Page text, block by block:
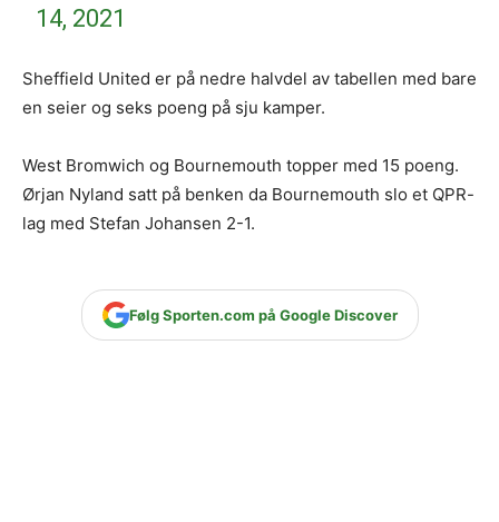
14, 2021
Sheffield United er på nedre halvdel av tabellen med bare
en seier og seks poeng på sju kamper.
West Bromwich og Bournemouth topper med 15 poeng.
Ørjan Nyland satt på benken da Bournemouth slo et QPR-
lag med Stefan Johansen 2-1.
Følg Sporten.com på Google Discover